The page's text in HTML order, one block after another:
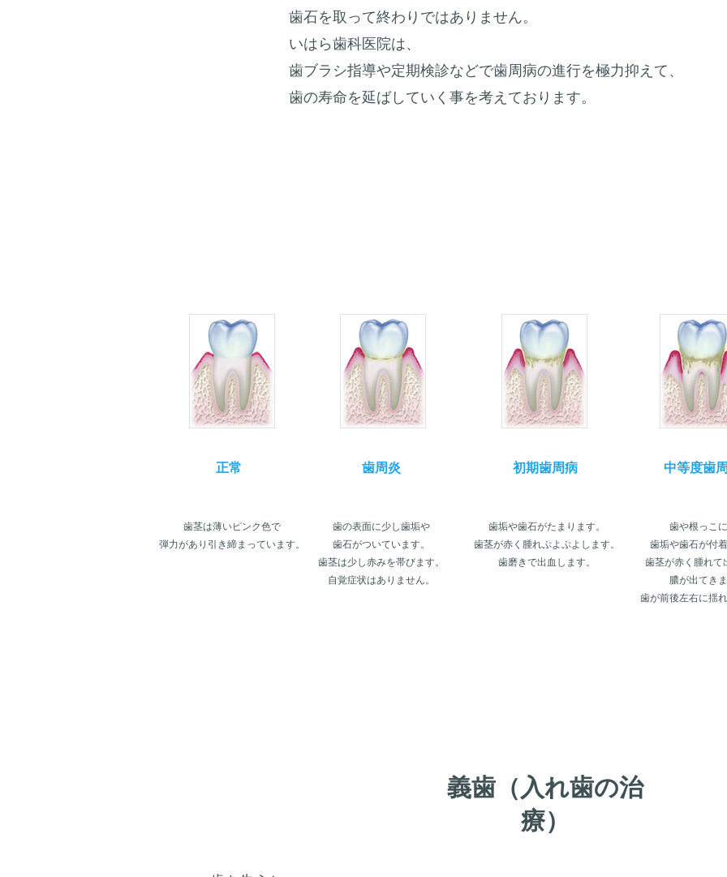
歯石を取って終わり ではありません。
いはら歯科医院は、
歯ブラシ指導や定期検診などで歯周病の進行を極力抑えて、
歯の寿命を延ばしていく事を考えております。
正常
歯茎は薄いピンク色で
弾力があり引き締まっています。
歯周炎
歯の表面に少し歯垢や
歯石がついています。
歯茎は少し赤みを帯びます。
自覚症状はありません。
​初期歯周病
歯垢や歯石がたまります。
歯茎が赤く腫れぷよぷよします。
歯磨きで出血します。
中等​度歯
歯や根っこ
歯垢や歯石が付
歯茎が赤く腫れて
膿が出てき
歯が前後左右に揺
義歯（入れ歯の治
療）